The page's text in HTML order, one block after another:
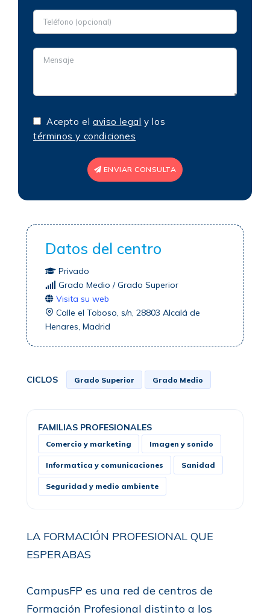
Acepto el aviso legal y los
términos y condiciones
ENVIAR CONSULTA
Datos del centro
Privado
Grado Medio / Grado Superior
Visita su web
Calle el Toboso, s/n, 28803 Alcalá de
Henares, Madrid
CICLOS Grado Superior Grado Medio
FAMILIAS PROFESIONALES
Comercio y marketing Imagen y sonido
Informatica y comunicaciones Sanidad
Seguridad y medio ambiente
LA FORMACIÓN PROFESIONAL QUE
ESPERABAS
CampusFP es una red de centros de
Formación Profesional distinto a los